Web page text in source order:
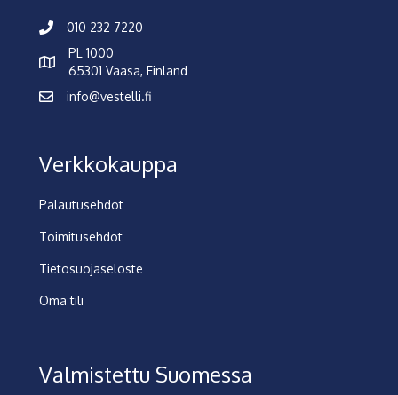
010 232 7220
PL 1000
65301 Vaasa, Finland
info@vestelli.fi
Verkkokauppa
Palautusehdot
Toimitusehdot
Tietosuojaseloste
Oma tili
Valmistettu Suomessa